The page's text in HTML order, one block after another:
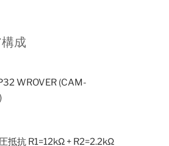
成
WROVER (CAM-
抵抗 R1=12kΩ + R2=2.2kΩ